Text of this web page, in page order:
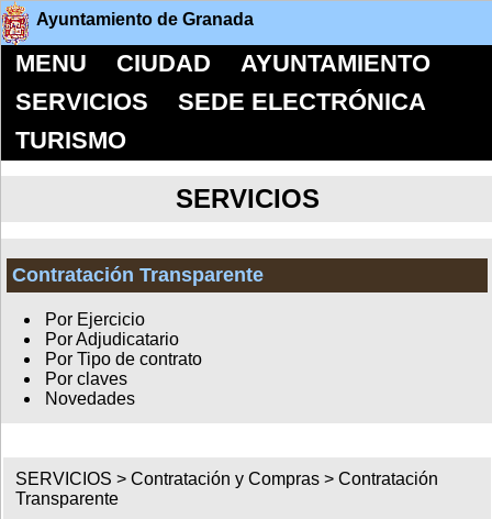
Ayuntamiento de Granada
MENU CIUDAD
AYUNTAMIENTO
SERVICIOS
SEDE ELECTRÓNICA
TURISMO
SERVICIOS
Contratación Transparente
Por Ejercicio
Por Adjudicatario
Por Tipo de contrato
Por claves
Novedades
SERVICIOS >Contratación y Compras >Contratación
Transparente